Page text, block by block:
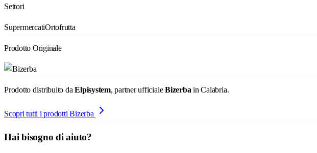
Settori
SupermercatiOrtofrutta
Prodotto Originale
Prodotto distribuito daElpisystem, partner ufficialeBizerba in Calabria.
Scopri tutti i prodotti Bizerba
Hai bisogno di aiuto?